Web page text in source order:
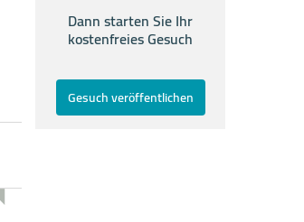
Dann starten Sie Ihr
kostenfreies Gesuch
Gesuch veröffentlichen